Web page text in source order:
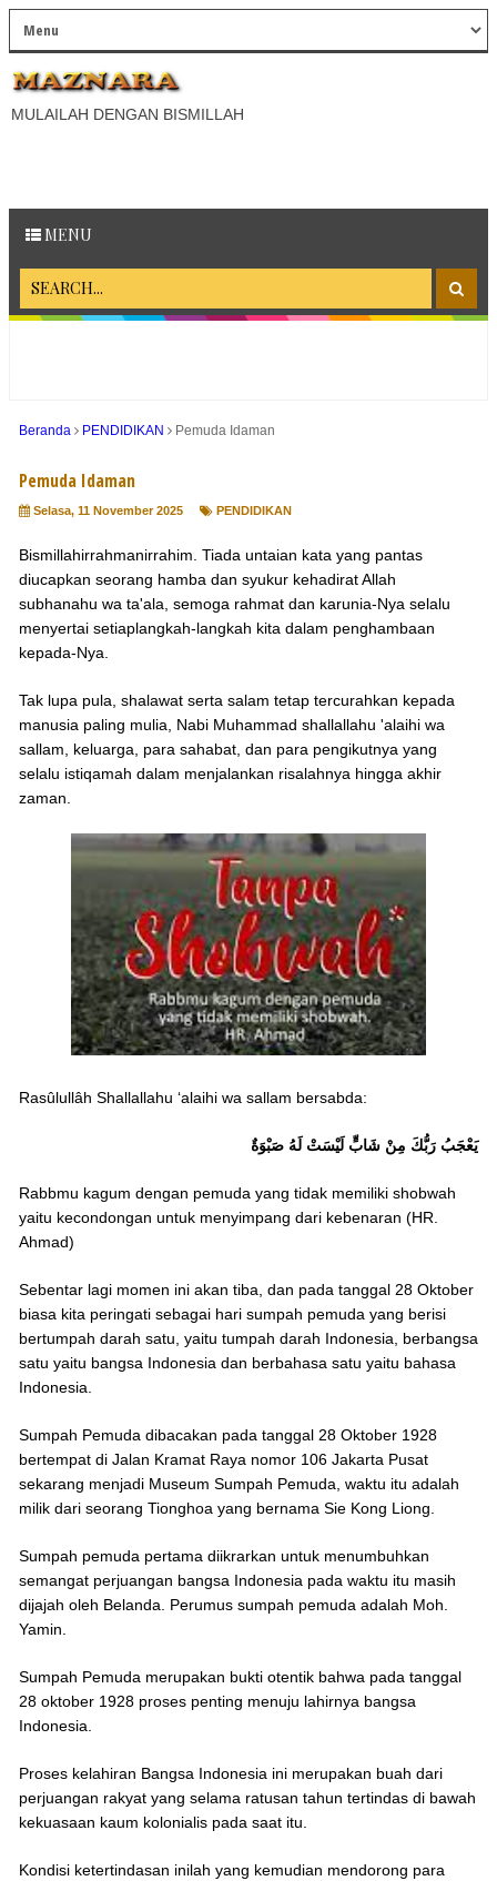
MULAILAH DENGAN BISMILLAH
MENU
Beranda PENDIDIKAN Pemuda Idaman
Pemuda Idaman
Selasa, 11 November 2025 PENDIDIKAN
Bismillahirrahmanirrahim. Tiada untaian kata yang pantas
diucapkan seorang hamba dan syukur kehadirat Allah
subhanahu wa ta'ala, semoga rahmat dan karunia-Nya selalu
menyertai setiaplangkah-langkah kita dalam penghambaan
kepada-Nya.
Tak lupa pula, shalawat serta salam tetap tercurahkan kepada
manusia paling mulia, Nabi Muhammad shallallahu 'alaihi wa
sallam, keluarga, para sahabat, dan para pengikutnya yang
selalu istiqamah dalam menjalankan risalahnya hingga akhir
zaman.
Rasûlullâh Shallallahu ‘alaihi wa sallam bersabda:
يَعْجَبُ رَبُّكَ مِنْ شَابٍّ لَيْسَتْ لَهُ صَبْوَةٌ
Rabbmu kagum dengan pemuda yang tidak memiliki shobwah
yaitu kecondongan untuk menyimpang dari kebenaran (HR.
Ahmad)
Sebentar lagi momen ini akan tiba, dan pada tanggal 28 Oktober
biasa kita peringati sebagai hari sumpah pemuda yang berisi
bertumpah darah satu, yaitu tumpah darah Indonesia, berbangsa
satu yaitu bangsa Indonesia dan berbahasa satu yaitu bahasa
Indonesia.
Sumpah Pemuda dibacakan pada tanggal 28 Oktober 1928
bertempat di Jalan Kramat Raya nomor 106 Jakarta Pusat
sekarang menjadi Museum Sumpah Pemuda, waktu itu adalah
milik dari seorang Tionghoa yang bernama Sie Kong Liong.
Sumpah pemuda pertama diikrarkan untuk menumbuhkan
semangat perjuangan bangsa Indonesia pada waktu itu masih
dijajah oleh Belanda. Perumus sumpah pemuda adalah Moh.
Yamin.
Sumpah Pemuda merupakan bukti otentik bahwa pada tanggal
28 oktober 1928 proses penting menuju lahirnya bangsa
Indonesia.
Proses kelahiran Bangsa Indonesia ini merupakan buah dari
perjuangan rakyat yang selama ratusan tahun tertindas di bawah
kekuasaan kaum kolonialis pada saat itu.
Kondisi ketertindasan inilah yang kemudian mendorong para